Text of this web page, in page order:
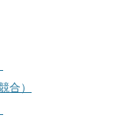
合）